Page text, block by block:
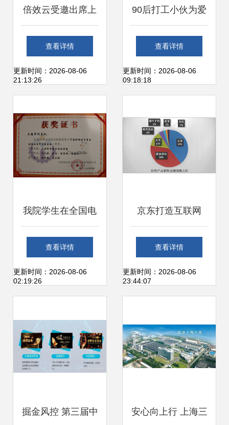
倍效云受邀出席上
海计算机协会大数
据营销沙龙会议，
查看详情
更新时间：2026-08-06
21:13:26
90后打工小伙为爱
创业，借助苏宁拼
购半年辣椒粉销售
查看详情
更新时间：2026-08-06
09:18:18
我院学生在全国电
子商务技能大赛中
斩获团体二等奖，
售实力
查看详情
更新时间：2026-08-06
02:19:26
京东打造互联网
+立体扶贫体系 智
慧与共，致富同行
查看详情
更新时间：2026-08-06
23:44:07
掘金风控 第三届中 安心向上行 上海三